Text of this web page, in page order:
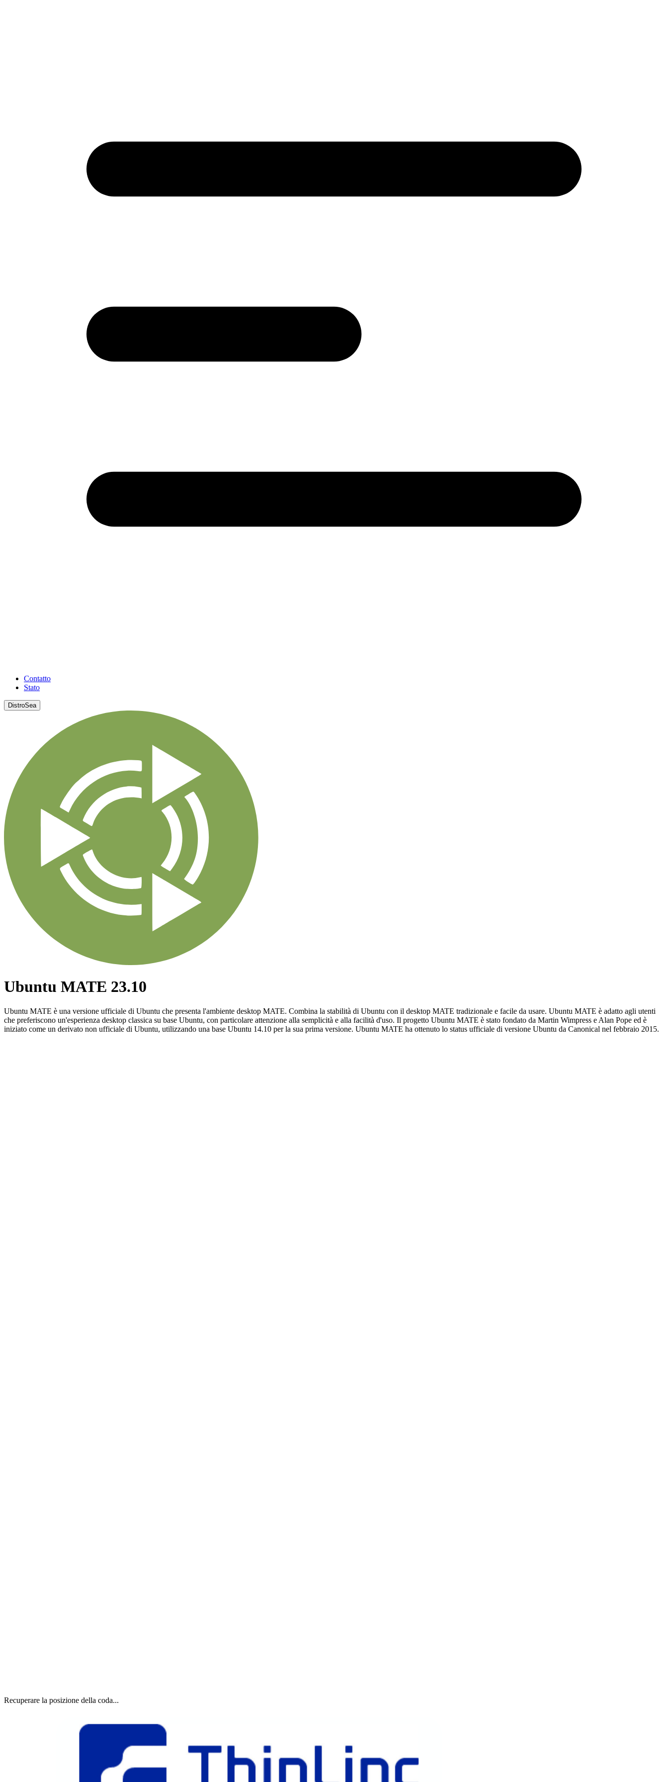
Contatto
Stato
DistroSea
Ubuntu MATE 23.10
Ubuntu MATE è una versione ufficiale di Ubuntu che presenta l'ambiente desktop MATE. Combina la stabilità di Ubuntu con il desktop MATE tradizionale e facile da usare. Ubuntu MATE è adatto agli utenti
che preferiscono un'esperienza desktop classica su base Ubuntu, con particolare attenzione alla semplicità e alla facilità d'uso. Il progetto Ubuntu MATE è stato fondato da Martin Wimpress e Alan Pope ed è
iniziato come un derivato non ufficiale di Ubuntu, utilizzando una base Ubuntu 14.10 per la sua prima versione. Ubuntu MATE ha ottenuto lo status ufficiale di versione Ubuntu da Canonical nel febbraio 2015.
Recuperare la posizione della coda...